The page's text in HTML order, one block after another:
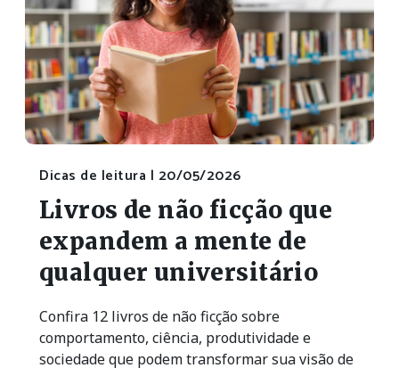
Dicas de leitura | 20/05/2026
Livros de não ficção que
expandem a mente de
qualquer universitário
Confira 12 livros de não ficção sobre
comportamento, ciência, produtividade e
sociedade que podem transformar sua visão de